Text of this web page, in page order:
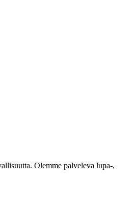
Olemme palveleva lupa-,